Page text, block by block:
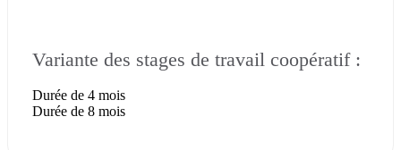
Variante des stages de travail coopératif :
Durée de 4 mois
Durée de 8 mois